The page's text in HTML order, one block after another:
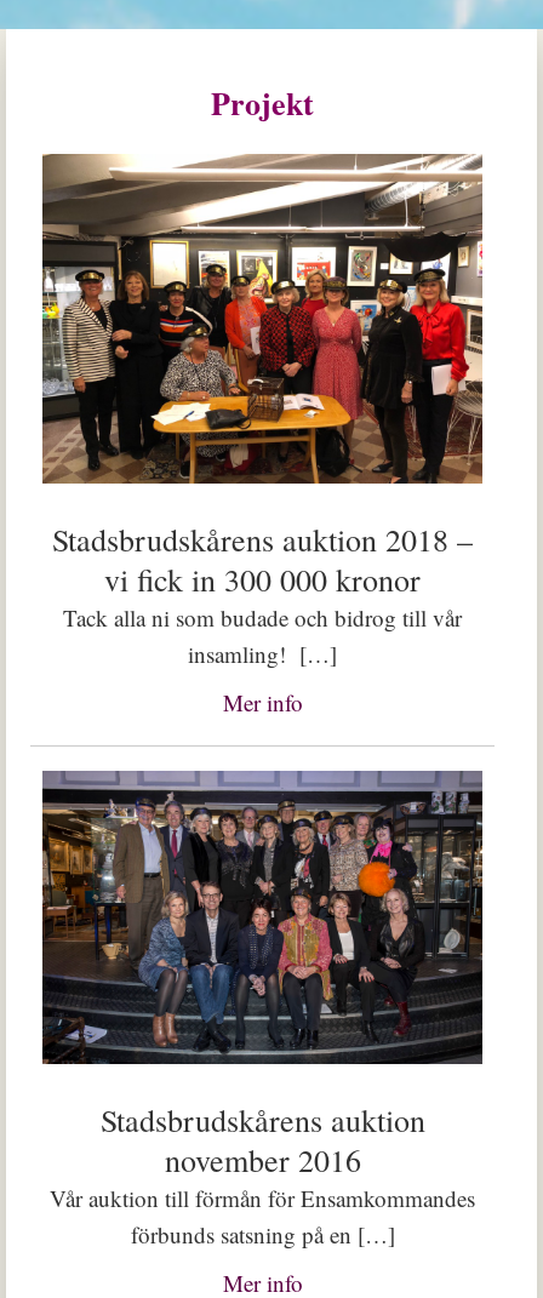
Projekt
Stadsbrudskårens auktion 2018 –
vi fick in 300 000 kronor
Tack alla ni som budade och bidrog till vår
insamling! […]
Mer info
Stadsbrudskårens auktion
november 2016
Vår auktion till förmån för Ensamkommandes
förbunds satsning på en […]
Mer info